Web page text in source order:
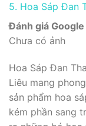
5. Hoa Sáp Đan
Đánh giá
Chưa có ảnh
Hoa Sáp Đan
Liêu mang
sản phẩm hoa
kém phần sang